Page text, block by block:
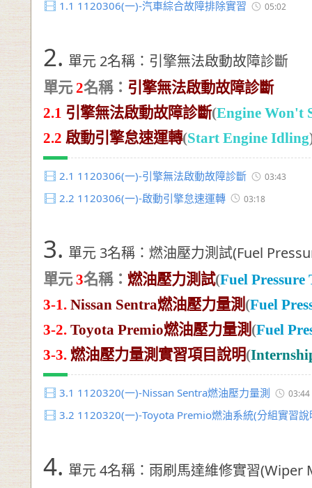
1.1 1120306(一)-汽車綜合故障排除實習 05:02
2. 單元 2名稱：引擎無法啟動故障診斷
單元2名稱： 引擎無法啟動故障診斷
2.1 引擎無法啟動故障診斷(Engine Won't
2.2 啟動引擎怠速運轉(Start Engine Idling
2.1 1120306(一)-引擎無法啟動故障診斷 03:43
2.2 1120306(一)-啟動引擎怠速運轉 03:18
3. 單元 3名稱：燃油壓力測試(Fuel
單元3名稱： 燃油壓力測試(Fuel Pressure
3-1. Nissan Sentra燃油壓力量測 (Fuel
3-2. Toyota Premio燃油壓力量測 (Fuel
3-3. 燃油壓力量測實習項目說明(
3.1 1120320(一)-Nissan Sentra燃油壓力量測 03:44
3.2 1120320(一)-Toyota Premio燃油系統(分組實習說
4. 單元 4名稱：雨刷馬達維修實習(Wiper